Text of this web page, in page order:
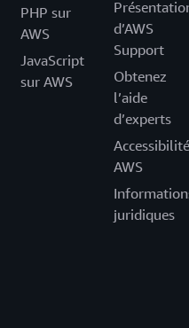
PHP sur
AWS
JavaScript
sur AWS
d’AWS
Support
Obtenez
l’aide
d’experts
Accessibilité
AWS
juridiques